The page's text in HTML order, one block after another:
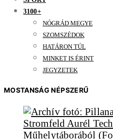
3100+
NÓGRÁD MEGYE
SZOMSZÉDOK
HATÁRON TÚL
MINKET IS ÉRINT
JEGYZETEK
MOSTANSÁG NÉPSZERŰ